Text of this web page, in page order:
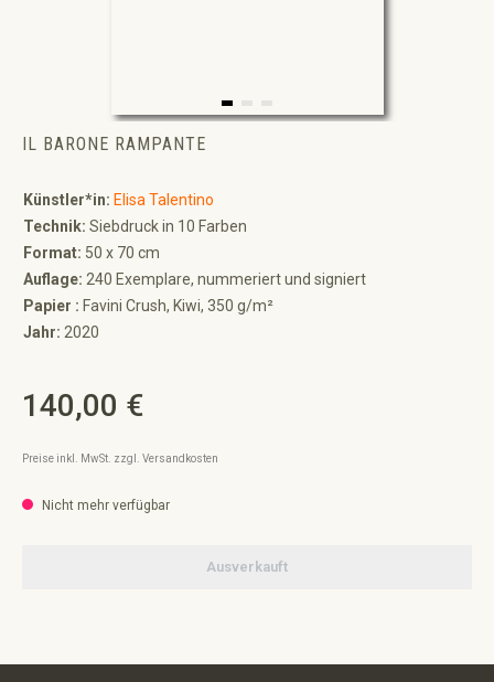
IL BARONE RAMPANTE
Künstler*in: Elisa Talentino
Technik: Siebdruck in 10 Farben
Format: 50 x 70 cm
Auflage: 240 Exemplare, nummeriert und signiert
Papier : Favini Crush, Kiwi, 350 g/m²
Jahr: 2020
Regulärer Preis:
140,00 €
Preise inkl. MwSt. zzgl. Versandkosten
Nicht mehr verfügbar
Ausverkauft